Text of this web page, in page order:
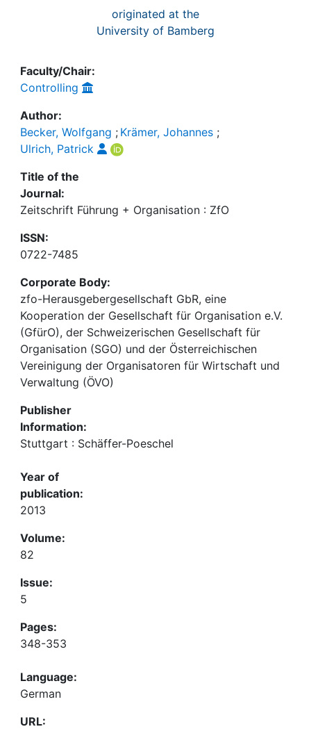
originated at the
University of Bamberg
Faculty/Chair:
Controlling
Author:
Becker, Wolfgang ; Krämer, Johannes ;
Ulrich, Patrick
Title of the
Journal:
Zeitschrift Führung + Organisation : ZfO
ISSN:
0722-7485
Corporate Body:
zfo-Herausgebergesellschaft GbR, eine
Kooperation der Gesellschaft für Organisation e.V.
(GfürO), der Schweizerischen Gesellschaft für
Organisation (SGO) und der Österreichischen
Vereinigung der Organisatoren für Wirtschaft und
Verwaltung (ÖVO)
Publisher
Information:
Stuttgart : Schäffer-Poeschel
Year of
publication:
2013
Volume:
82
Issue:
5
Pages:
348-353
Language:
German
URL: